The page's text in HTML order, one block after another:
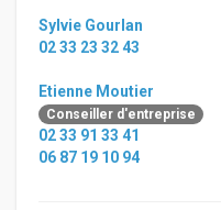
Sylvie Gourlan
02 33 23 32 43
Etienne Moutier
Conseiller d'entreprise
02 33 91 33 41
06 87 19 10 94